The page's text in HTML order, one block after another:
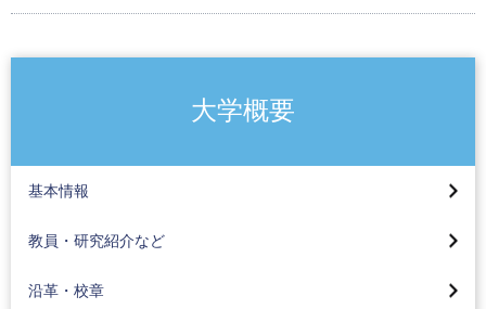
大学概要
基本情報
東京工科大学の特長
学長挨拶[香川豊]
大学・大学院の3つのポリシー
組織図
教員・研究紹介など
大学の学びはこんなに面白い
学長コラム
沿革・校章